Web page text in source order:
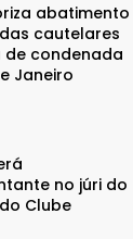
abatimento
cautelares
de condenada
Janeiro
no júri do
Clube